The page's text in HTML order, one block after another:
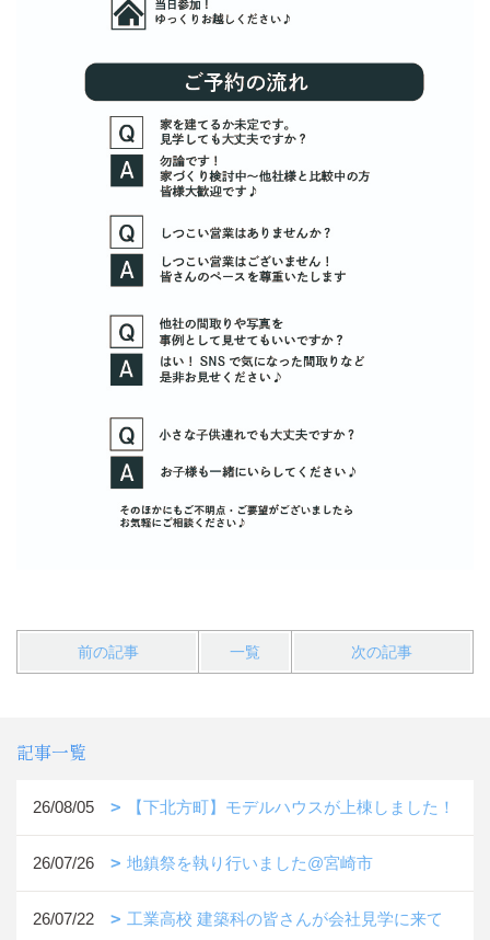
前の記事 一覧 次の記事
記事一覧
26/08/05 【下北方町】モデルハウスが上棟しました！
26/07/26 地鎮祭を執り行いました@宮崎市
26/07/22
工業高校 建築科の皆さんが会社見学に来て